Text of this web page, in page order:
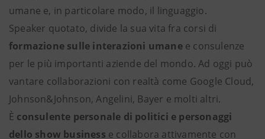
umane e, in particolare modo, il linguaggio.
Speaker quotato, divide la sua vita fra corsi di
formazione sulle interazioni umanee consulenze
per le più importanti aziende del mondo. Ad oggi può
vantare collaborazioni con realtà come Google Cloud,
Johnson&Johnson, Angelini, Bayer e molti altri.
È consulente personale di politici e personaggi
dello show business e collabora attivamente con